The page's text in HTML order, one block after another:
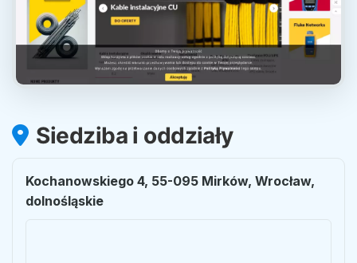
Siedziba i oddziały
Kochanowskiego 4, 55-095 Mirków, Wrocław,
dolnośląskie